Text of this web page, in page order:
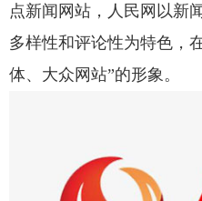
点新闻网站，人民网以新
多样性和评论性为特色，
体、大众网站”的形象。